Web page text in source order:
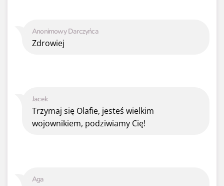
Aga
Jacek
Trzymaj się Olafie, jesteś wielkim
wojownikiem, podziwiamy Cię!
Anonimowy Darczyńca
Zdrowiej